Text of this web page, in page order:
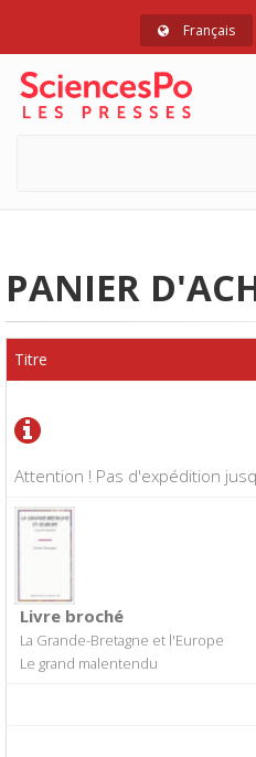
Français
PANIER
Attention ! Pas d'expédition
Titre
Livre broché
La Grande-Bretagne et l'Europe
Le grand malentendu